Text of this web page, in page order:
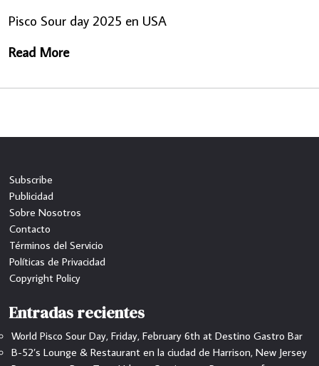
Pisco Sour day 2025 en USA
Read More
Subscribe
Publicidad
Sobre Nosotros
Contacto
Términos del Servicio
Políticas de Privacidad
Copyright Policy
Entradas recientes
World Pisco Sour Day, Friday, February 6th at Destino Gastro Bar
B-52’s Lounge & Restaurant en la ciudad de Harrison, New Jersey